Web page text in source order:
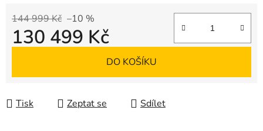
144 999 Kč –10 %
130 499 Kč
DO KOŠÍKU
Tisk Zeptat se Sdílet